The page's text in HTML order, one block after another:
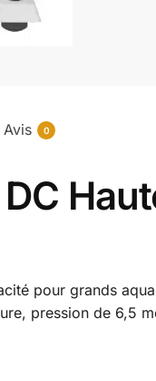
Avis 0
pour grands
pression de 6,5